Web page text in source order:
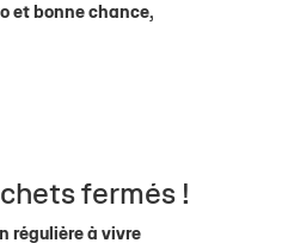
et bonne chance,
fermés !
régulière à vivre